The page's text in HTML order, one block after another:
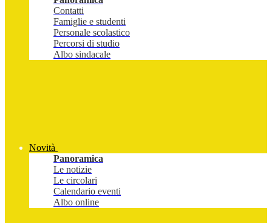
Contatti
Famiglie e studenti
Personale scolastico
Percorsi di studio
Albo sindacale
Novità
Panoramica
Le notizie
Le circolari
Calendario eventi
Albo online